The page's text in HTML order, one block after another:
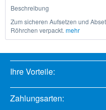
Beschreibung
Zum sicheren Aufsetzen und
Röhrchen verpackt. mehr
Ihre Vorteile:
Zahlungsarten: